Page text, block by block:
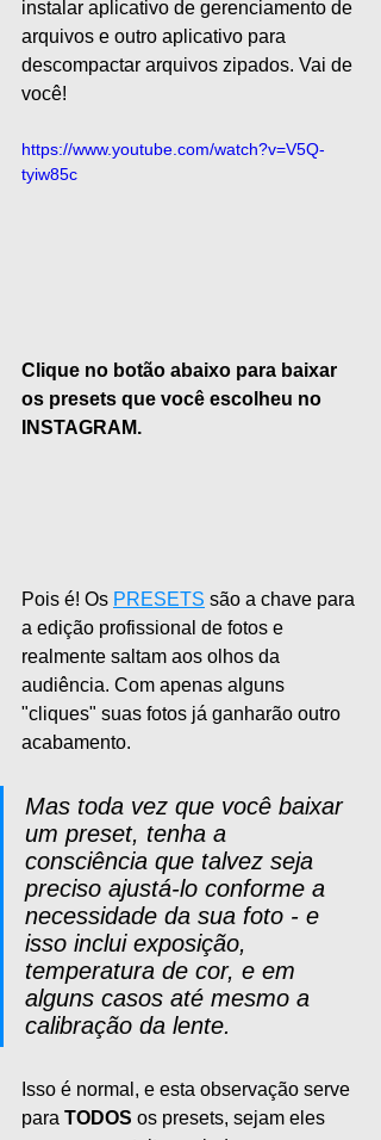
instalar aplicativo de gerenciamento de
arquivos e outro aplicativo para
descompactar arquivos zipados. Vai de
você!
https://www.youtube.com/watch?v=V5Q-
tyiw85c
Clique no botão abaixo para baixar
os presets que você escolheu no
INSTAGRAM.
Pois é! Os PRESETS são a chave para
a edição profissional de fotos e
realmente saltam aos olhos da
audiência. Com apenas alguns
"cliques" suas fotos já ganharão outro
acabamento.
Mas toda vez que você baixar
um preset, tenha a
consciência que talvez seja
preciso ajustá-lo conforme a
necessidade da sua foto - e
isso inclui exposição,
temperatura de cor, e em
alguns casos até mesmo a
calibração da lente.
Isso é normal, e esta observação serve
para TODOS os presets, sejam eles